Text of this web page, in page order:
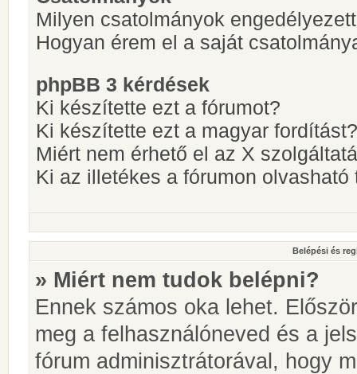
Milyen csatolmányok
Hogyan érem el a saját
phpBB 3 kérdések
Ki készítette ezt a fórumot?
Ki készítette ezt a magyar fordítást?
Miért nem érhető el az X
Ki az illetékes a fórumon
Belépési és
» Miért nem tudok belépni?
Ennek számos oka lehet.
meg a felhasználóneved és a
fórum adminisztrátorával, hogy